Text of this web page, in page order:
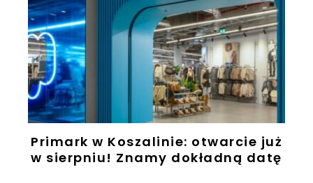
Primark w Koszalinie: otwarcie już
w sierpniu! Znamy dokładną datę